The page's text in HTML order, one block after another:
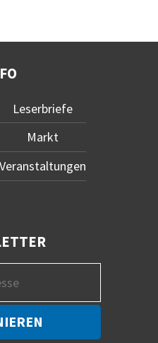
Leserbriefe
Markt
Veranstaltungen